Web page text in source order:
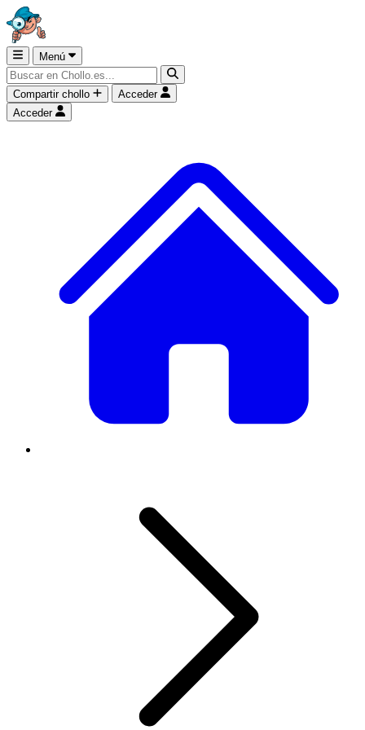
Menú
Compartir chollo
Acceder
Acceder